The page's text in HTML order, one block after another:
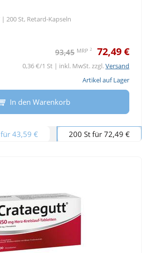
| 200 St, Retard-Kapseln
93,45 MRP 2 72,49 €
0,36 €/1 St | inkl. MwSt. zzgl.Versand
Artikel auf Lager
In den Warenkorb
43,59 € 200 St für 72,49 €